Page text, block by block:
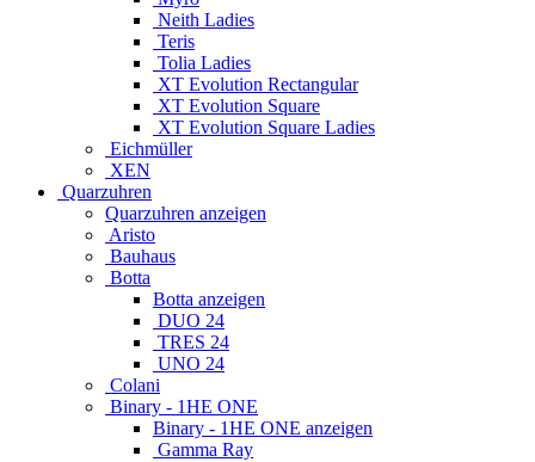
Neith Ladies
Teris
Tolia Ladies
XT Evolution Rectangular
XT Evolution Square
XT Evolution Square Ladies
Eichmüller
XEN
Quarzuhren
Quarzuhren anzeigen
Aristo
Bauhaus
Botta
Botta anzeigen
DUO 24
TRES 24
UNO 24
Colani
Binary - 1HE ONE
Binary - 1HE ONE anzeigen
Gamma Ray